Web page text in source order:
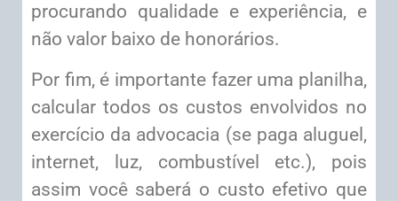
procurando qualidade e experiência, e
não valor baixo de honorários.
Por fim, é importante fazer uma planilha,
calcular todos os custos envolvidos no
exercício da advocacia (se paga aluguel,
internet, luz, combustível etc.), pois
assim você saberá o custo efetivo que